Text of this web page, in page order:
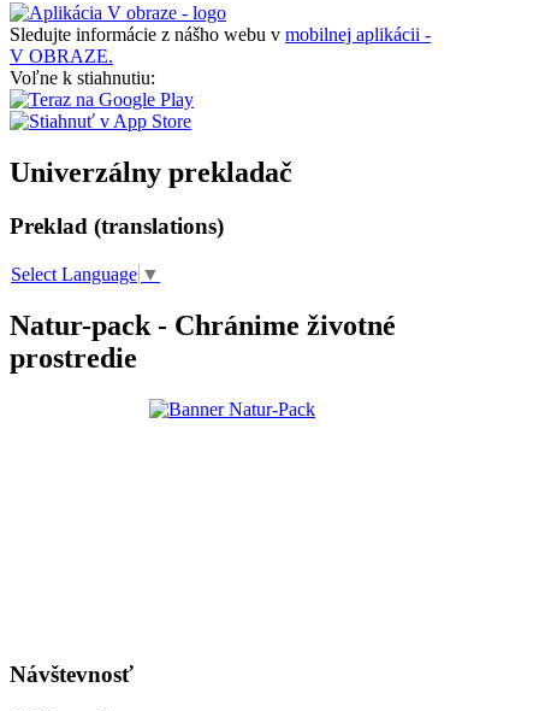
Sledujte informácie z nášho webu v mobilnej aplikácii -
V OBRAZE.
Voľne k stiahnutiu:
Univerzálny prekladač
Preklad (translations)
Select Language ▼
Natur-pack - Chránime životné
prostredie
Návštevnosť